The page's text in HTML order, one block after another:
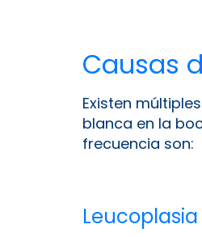
Causas
Existen
blanca en la
frecuencia son: